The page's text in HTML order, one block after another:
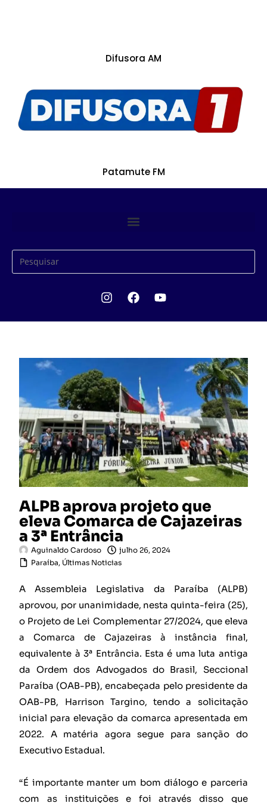
Difusora AM
Patamute FM
ALPB aprova projeto que
eleva Comarca de Cajazeiras
a 3ª Entrância
Aguinaldo Cardoso
julho 26, 2024
Paraíba, Últimas Noticias
A Assembleia Legislativa da Paraíba (ALPB)
aprovou, por unanimidade, nesta quinta-feira (25),
o Projeto de Lei Complementar 27/2024, que eleva
a Comarca de Cajazeiras à instância final,
equivalente à 3ª Entrância. Esta é uma luta antiga
da Ordem dos Advogados do Brasil, Seccional
Paraíba (OAB-PB), encabeçada pelo presidente da
OAB-PB, Harrison Targino, tendo a solicitação
inicial para elevação da comarca apresentada em
2022. A matéria agora segue para sanção do
Executivo Estadual.
“É importante manter um bom diálogo e parceria
com as instituições e foi através disso que